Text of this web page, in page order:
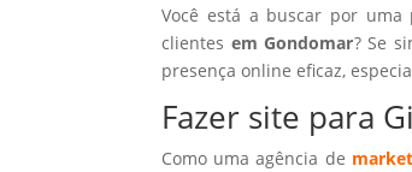
Você está a buscar por
clientes em Gondomar? Se
presença online eficaz,
Fazer site para
Como uma agência de